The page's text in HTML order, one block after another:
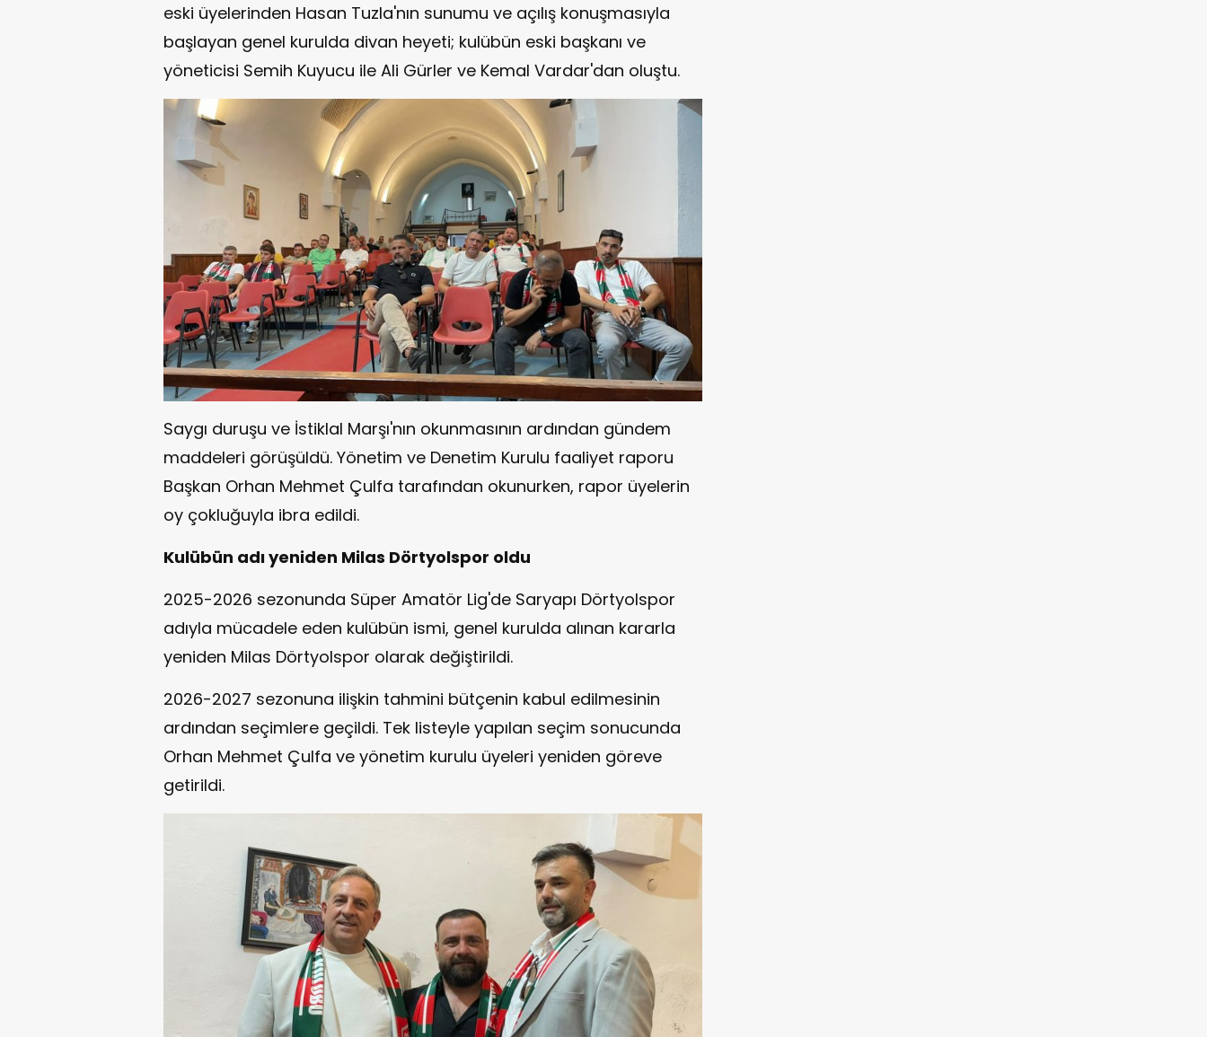
eski üyelerinden Hasan Tuzla'nın sunumu ve açılış konuşmasıyla
başlayan genel kurulda divan heyeti; kulübün eski başkanı ve
yöneticisi Semih Kuyucu ile Ali Gürler ve Kemal Vardar'dan oluştu.
Saygı duruşu ve İstiklal Marşı'nın okunmasının ardından gündem
maddeleri görüşüldü. Yönetim ve Denetim Kurulu faaliyet raporu
Başkan Orhan Mehmet Çulfa tarafından okunurken, rapor üyelerin
oy çokluğuyla ibra edildi.
Kulübün adı yeniden Milas Dörtyolspor oldu
2025-2026 sezonunda Süper Amatör Lig'de Saryapı Dörtyolspor
adıyla mücadele eden kulübün ismi, genel kurulda alınan kararla
yeniden Milas Dörtyolspor olarak değiştirildi.
2026-2027 sezonuna ilişkin tahmini bütçenin kabul edilmesinin
ardından seçimlere geçildi. Tek listeyle yapılan seçim sonucunda
Orhan Mehmet Çulfa ve yönetim kurulu üyeleri yeniden göreve
getirildi.